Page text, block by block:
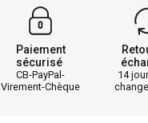
Paiement
sécurisé
CB-PayPal-
Virement-Chèque
14